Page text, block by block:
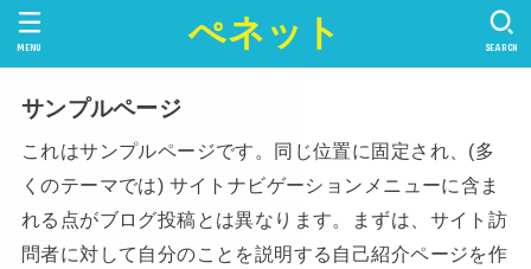
ぺネット SEARCH
MENU
サンプルページ
これはサンプルページです。同じ位置に固定され、(多
くのテーマでは) サイトナビゲーションメニューに含ま
れる点がブログ投稿とは異なります。まずは、サイト訪
問者に対して自分のことを説明する自己紹介ページを作